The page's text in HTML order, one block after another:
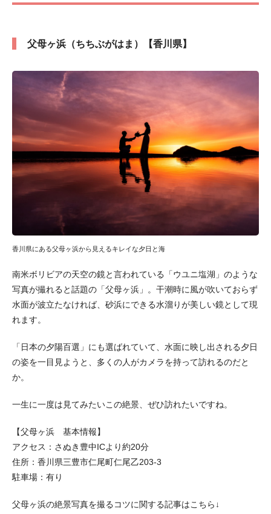
父母ヶ浜（ちちぶがはま）【香川県】
香川県にある父母ヶ浜から見えるキレイな夕日と海
南米ボリビアの天空の鏡と言われている「ウユニ塩湖」のような
写真が撮れると話題の「父母ヶ浜」。干潮時に風が吹いておらず
水面が波立たなければ、砂浜にできる水溜りが美しい鏡として現
れます。
「日本の夕陽百選」にも選ばれていて、水面に映し出される夕日
の姿を一目見ようと、多くの人がカメラを持って訪れるのだと
か。
一生に一度は見てみたいこの絶景、ぜひ訪れたいですね。
【父母ヶ浜 基本情報】
アクセス：さぬき豊中ICより約20分
住所：香川県三豊市仁尾町仁尾乙203-3
駐車場：有り
父母ヶ浜の絶景写真を撮るコツに関する記事はこちら↓